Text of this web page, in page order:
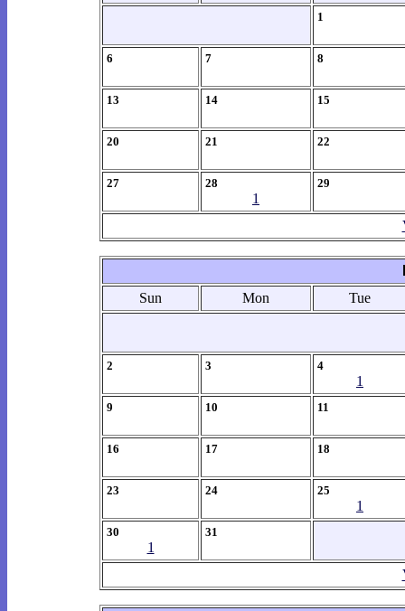
1
6 7 8
13 14 15
20 21 22
27 28
1
29
Sun
Mon Tue
2 3 4
1
9 10 11
16 17 18
23 24 25
1
30
1
31